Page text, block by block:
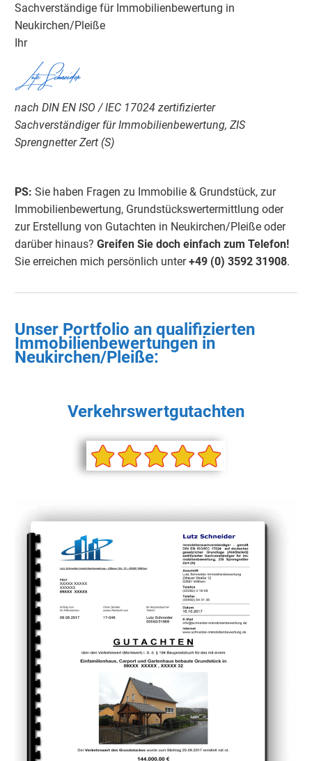
Sachverständige für Immobilienbewertung in
Neukirchen/Pleiße
Ihr
Lutz Schneider
nach DIN EN ISO / IEC 17024 zertifizierter
Sachverständiger für Immobilienbewertung, ZIS
Sprengnetter Zert (S)
PS: Sie haben Fragen zu Immobilie & Grundstück, zur
Immobilienbewertung, Grundstückswertermittlung oder
zur Erstellung von Gutachten in Neukirchen/Pleiße oder
darüber hinaus? Greifen Sie doch einfach zum Telefon!
Sie erreichen mich persönlich unter+49 (0) 3592 31908.
Unser Portfolio an qualifizierten
Immobilienbewertungen in
Neukirchen/Pleiße:
Verkehrswertgutachten